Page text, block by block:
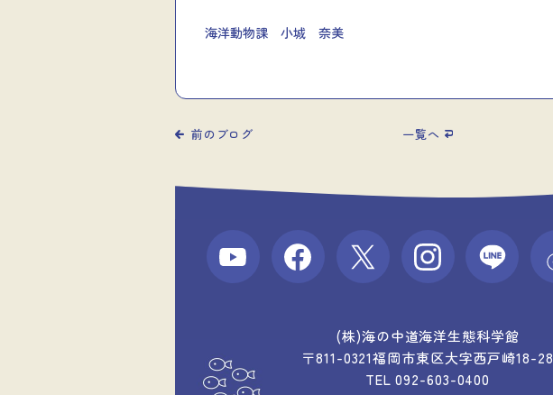
海洋動物課 小城 奈美
前のブログ 一覧へ
(株)海の中道海洋生態科学館
〒811-0321福岡市東区大字西戸崎18-28
TEL 092-603-0400